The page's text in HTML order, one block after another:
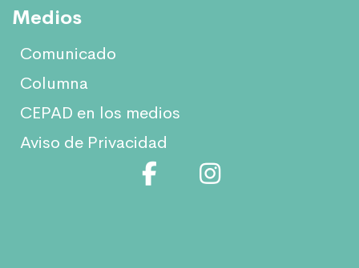
Medios
Comunicado
Columna
CEPAD en los medios
Aviso de Privacidad